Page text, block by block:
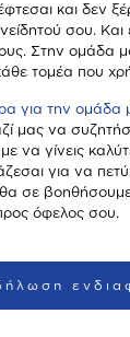
και δεν
σου. Και
Στην ομάδα
τομέα που
για την ομάδα
μας να
να γίνεις
για να
σε βοηθήσουμε
όφελος σου.